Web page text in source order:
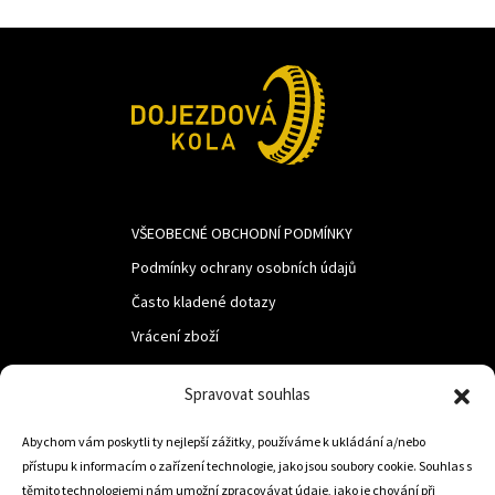
Spravovat souhlas
Abychom vám poskytli ty nejlepší zážitky, používáme k ukládání a/nebo
přístupu k informacím o zařízení technologie, jako jsou soubory cookie. Souhlas s
těmito technologiemi nám umožní zpracovávat údaje, jako je chování při
VŠEOBECNÉ OBCHODNÍ PODMÍNKY
Podmínky ochrany osobních údajů
Často kladené dotazy
Vrácení zboží
LUF s.r.o.
Nám. M.R.Štefanika 518,
Trstená 02801